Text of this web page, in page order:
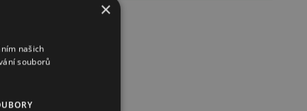
×
našich
souborů